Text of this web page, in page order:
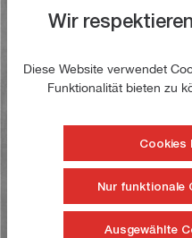
Wir
Diese Website verwendet
Funktionalität bieten zu
Cookies
Nur funktionale
Ausgewählte